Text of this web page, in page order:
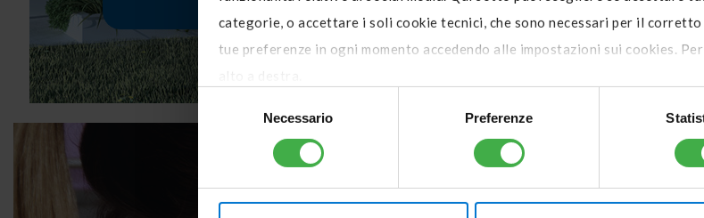
categorie, o accettare i soli cookie tecnici, che sono necessari per il
tue preferenze in ogni momento accedendo alle impostazioni sui cookies.
Selezione
Necessario Preferenze